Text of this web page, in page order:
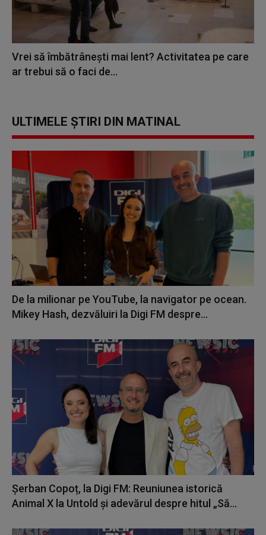
Vrei să îmbătrânești mai lent? Activitatea pe care
ar trebui să o faci de...
ULTIMELE ȘTIRI DIN MATINAL
De la milionar pe YouTube, la navigator pe ocean.
Mikey Hash, dezvăluiri la Digi FM despre...
Șerban Copoț, la Digi FM: Reuniunea istorică
Animal X la Untold și adevărul despre hitul „Să...